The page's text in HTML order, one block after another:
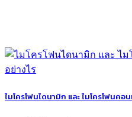
ไมโครโฟนไดนามิก และ ไมโครโฟนคอ